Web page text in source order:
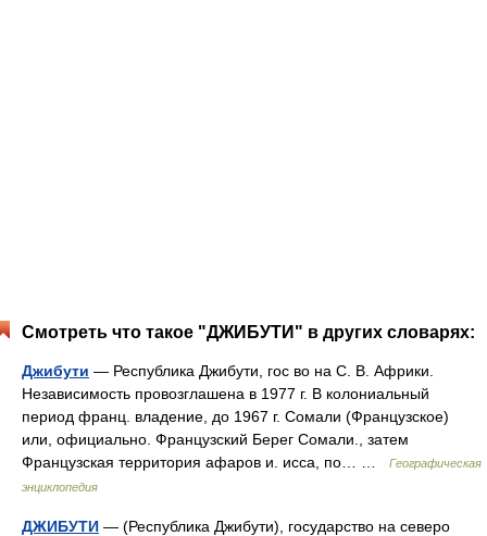
Смотреть что такое "ДЖИБУТИ" в других словарях:
Джибути — Республика Джибути, гос во на С. В. Африки.
Независимость провозглашена в 1977 г. В колониальный
период франц. владение, до 1967 г. Сомали (Французское)
или, официально. Французский Берег Сомали., затем
Французская территория афаров и. исса, по… …
Географическая
энциклопедия
ДЖИБУТИ — (Республика Джибути), государство на северо